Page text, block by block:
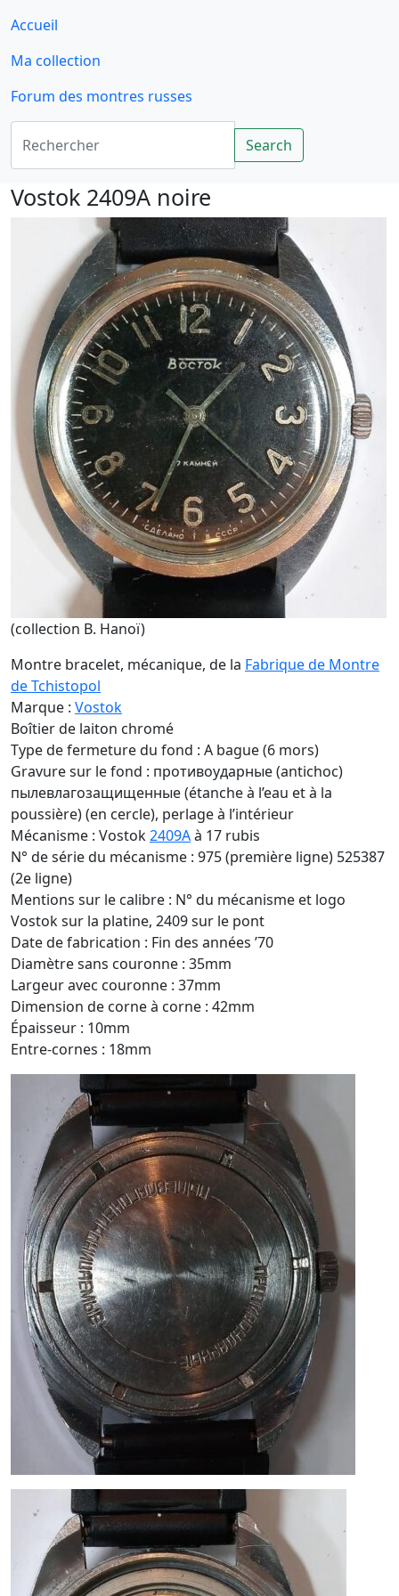
Accueil
Ma collection
Forum des montres russes
Rechercher
Search
Vostok 2409A noire
(collection B. Hanoï)
Montre bracelet, mécanique, de la Fabrique de Montre
de Tchistopol
Marque : Vostok
Boîtier de laiton chromé
Type de fermeture du fond : A bague (6 mors)
Gravure sur le fond : противоударные (antichoc)
пылевлагозащищенные (étanche à l’eau et à la
poussière) (en cercle), perlage à l’intérieur
Mécanisme : Vostok2409Aà 17 rubis
N° de série du mécanisme : 975 (première ligne) 525387
(2e ligne)
Mentions sur le calibre : N° du mécanisme et logo
Vostok sur la platine, 2409 sur le pont
Date de fabrication : Fin des années ’70
Diamètre sans couronne : 35mm
Largeur avec couronne : 37mm
Dimension de corne à corne : 42mm
Épaisseur : 10mm
Entre-cornes : 18mm